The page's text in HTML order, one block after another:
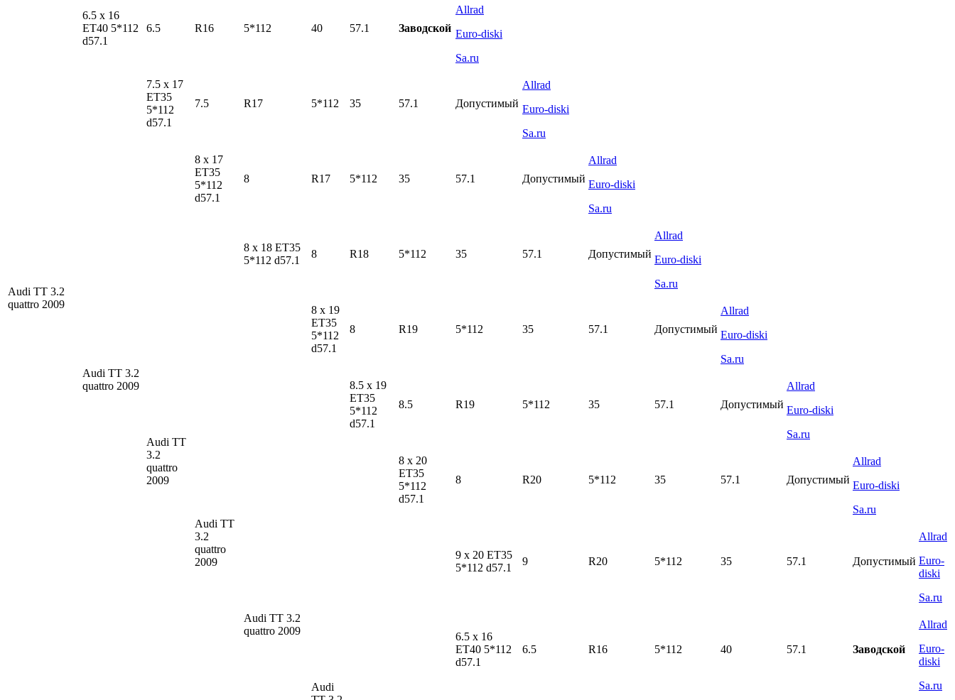
Audi TT 3.2
quattro 2009
6.5 x 16
ET40 5*112
d57.1
6.5 R16 5*112 40 57.1 Заводской
Allrad
Euro-diski
Sa.ru
Audi TT 3.2
quattro 2009
7.5 x 17
ET35
5*112
d57.1
7.5 R17 5*112 35 57.1 Допустимый
Allrad
Euro-diski
Sa.ru
Audi TT
3.2
quattro
2009
8 x 17
ET35
5*112
d57.1
8 R17 5*112 35 57.1 Допустимый
Allrad
Euro-diski
Sa.ru
Audi TT
3.2
quattro
2009
8 x 18 ET35
5*112 d57.1
8 R18 5*112 35 57.1 Допустимый
Allrad
Euro-diski
Sa.ru
Audi TT 3.2
quattro 2009
8 x 19
ET35
5*112
d57.1
8 R19 5*112 35 57.1 Допустимый
Allrad
Euro-diski
Sa.ru
Audi
8.5 x 19
ET35
5*112
d57.1
8.5 R19 5*112 35 57.1 Допустимый
Allrad
Euro-diski
Sa.ru
8 x 20
ET35
5*112
d57.1
8 R20 5*112 35 57.1 Допустимый
Allrad
Euro-diski
Sa.ru
9 x 20 ET35
5*112 d57.1
9 R20 5*112 35 57.1 Допустимый
Allrad
Euro-
diski
Sa.ru
6.5 x 16
ET40 5*112
d57.1
6.5 R16 5*112 40 57.1 Заводской
Allrad
Euro-
diski
Sa.ru